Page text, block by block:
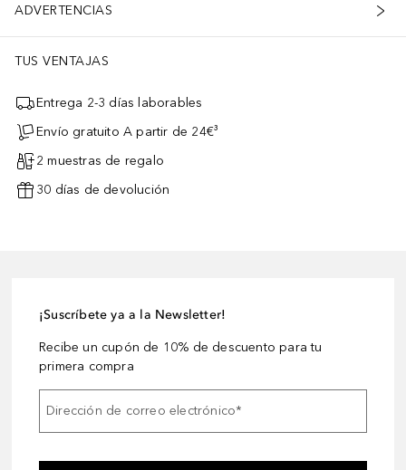
ADVERTENCIAS
TUS VENTAJAS
Entrega 2-3 días laborables
Envío gratuito A partir de 24€³
2 muestras de regalo
30 días de devolución
¡Suscríbete ya a la Newsletter!
Recibe un cupón de 10% de descuento para tu
primera compra
Dirección de correo electrónico*